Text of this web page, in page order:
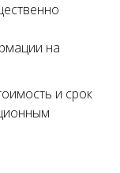
на
и срок